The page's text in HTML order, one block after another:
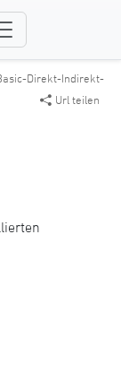
Direkt-Indirekt-
Url teilen